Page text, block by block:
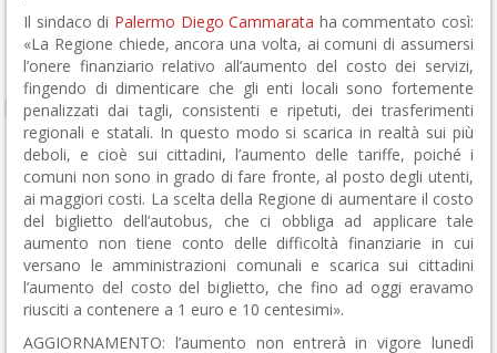
Il sindaco di Palermo Diego Cammarata ha commentato così:
«La Regione chiede, ancora una volta, ai comuni di assumersi
l’onere finanziario relativo all’aumento del costo dei servizi,
fingendo di dimenticare che gli enti locali sono fortemente
penalizzati dai tagli, consistenti e ripetuti, dei trasferimenti
regionali e statali. In questo modo si scarica in realtà sui più
deboli, e cioè sui cittadini, l’aumento delle tariffe, poiché i
comuni non sono in grado di fare fronte, al posto degli utenti,
ai maggiori costi. La scelta della Regione di aumentare il costo
del biglietto dell’autobus, che ci obbliga ad applicare tale
aumento non tiene conto delle difficoltà finanziarie in cui
versano le amministrazioni comunali e scarica sui cittadini
l’aumento del costo del biglietto, che fino ad oggi eravamo
riusciti a contenere a 1 euro e 10 centesimi».
AGGIORNAMENTO: l’aumento non entrerà in vigore lunedì